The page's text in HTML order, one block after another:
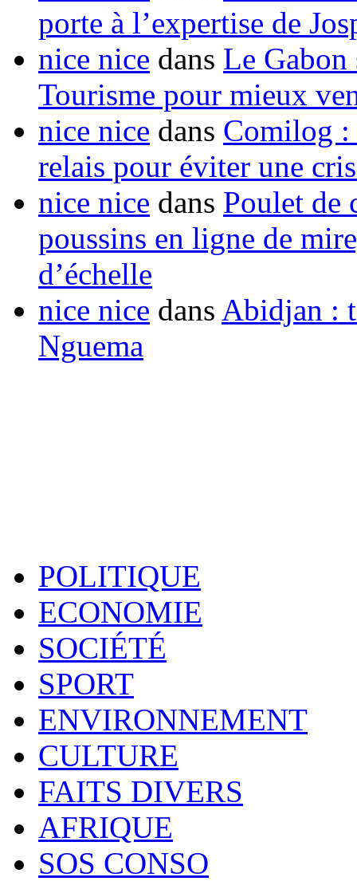
porte à l’expertise de
nice nice dans Le Gabon
Tourisme pour mieux
nice nice dans Comilog :
relais pour éviter une
nice nice dans Poulet de
poussins en ligne de
d’échelle
nice nice dans Abidjan :
Nguema
POLITIQUE
ECONOMIE
SOCIÉTÉ
SPORT
ENVIRONNEMENT
CULTURE
FAITS DIVERS
AFRIQUE
SOS CONSO